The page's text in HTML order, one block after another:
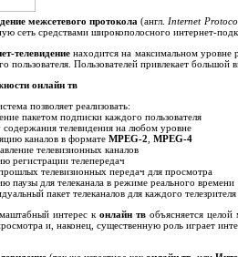
межсетевого протокола(англ.Internet
сеть средствами широкополосного интернет-
телевидение находится на максимальном уровне
пользователя. Пользователей привлекает
онлайн тв
позволяет реализовать:
пакетом подписки каждого пользователя
содержания телевидения на любом уровне
каналов в формате MPEG-2, MPEG-4
телевизионных каналов
регистрации телепередач
телевизионных передач для просмотра
паузы для телеканала в режиме реального времени
пакет телеканалов для каждого телезрителя
интерес конлайн тв объясняется
и, наконец, существенную роль играет